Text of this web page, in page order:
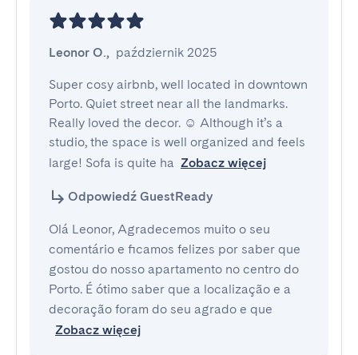
Leonor O., październik 2025
Super cosy airbnb, well located in downtown
Porto. Quiet street near all the landmarks.
Really loved the decor. ☺️ Although it’s a
studio, the space is well organized and feels
large! Sofa is quite ha Zobacz więcej
Odpowiedź GuestReady
Olá Leonor, Agradecemos muito o seu
comentário e ficamos felizes por saber que
gostou do nosso apartamento no centro do
Porto. É ótimo saber que a localização e a
decoração foram do seu agrado e que
Zobacz więcej